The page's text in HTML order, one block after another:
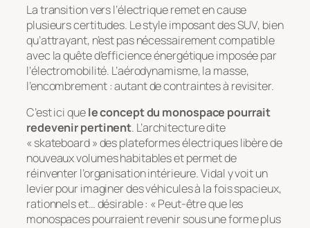
La transition vers l’électrique remet en cause
plusieurs certitudes. Le style imposant des SUV, bien
qu’attrayant, n’est pas nécessairement compatible
avec la quête d’efficience énergétique imposée par
l’électromobilité. L’aérodynamisme, la masse,
l’encombrement : autant de contraintes à revisiter.
C’est ici quele concept du monospace pourrait
redevenir pertinent. L’architecture dite
« skateboard » des plateformes électriques libère de
nouveaux volumes habitables et permet de
réinventer l’organisation intérieure. Vidal y voit un
levier pour imaginer des véhicules à la fois spacieux,
rationnels et… désirable : « Peut-être que les
monospaces pourraient revenir sous une forme plus